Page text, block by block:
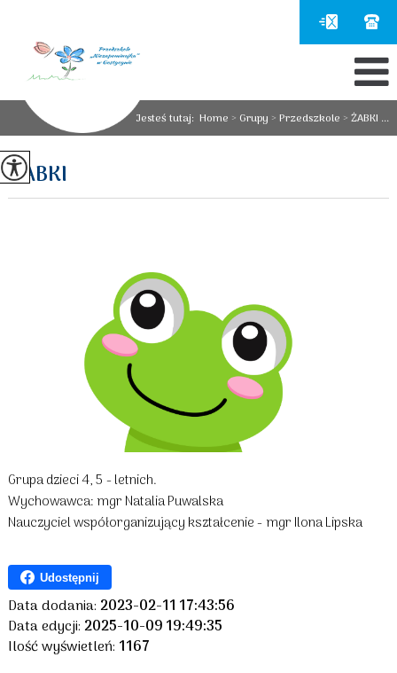
Jesteś tutaj:Home > Grupy > Przedszkole > ŻABKI ...
ŻABKI
Grupa dzieci 4, 5 - letnich.
Wychowawca: mgr Natalia Puwalska
Nauczyciel współorganizujący kształcenie - mgr Ilona Lipska
Udostępnij
Data dodania:2023-02-11 17:43:56
Data edycji:2025-10-09 19:49:35
Ilość wyświetleń: 1167